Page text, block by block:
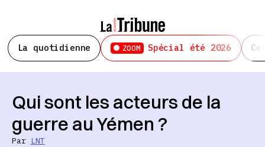
La quotidienne ZOOM Spécial été 2026
Qui sont les acteurs de la
guerre au Yémen ?
Par LNT